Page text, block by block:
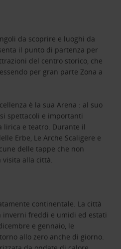
da scoprire e luoghi da
il punto di partenza per
del centro storico, che
per gran parte Zona a
è la sua Arena : al suo
spettacoli e importanti
lirica e teatro. Durante il
Erbe, Le Arche Scaligere e
delle tappe che non
alla città.
continentale. La città
inverni freddi e umidi ed estati
e gennaio, le
allo zero anche di giorno.